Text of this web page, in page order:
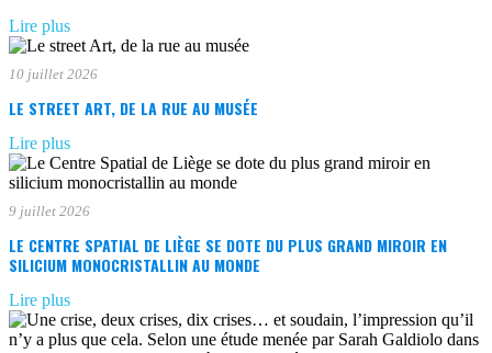
Lire plus
10 juillet 2026
LE STREET ART, DE LA RUE AU MUSÉE
Lire plus
9 juillet 2026
LE CENTRE SPATIAL DE LIÈGE SE DOTE DU PLUS GRAND MIROIR EN
SILICIUM MONOCRISTALLIN AU MONDE
Lire plus